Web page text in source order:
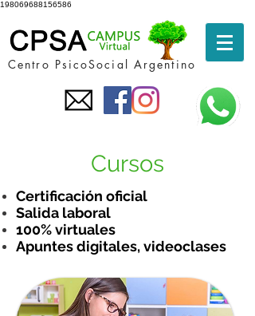
198069688156586
Centro PsicoSocial Argentino
Cursos
Certificación oficial
Salida laboral
100% virtuales
Apuntes digitales, videoclases